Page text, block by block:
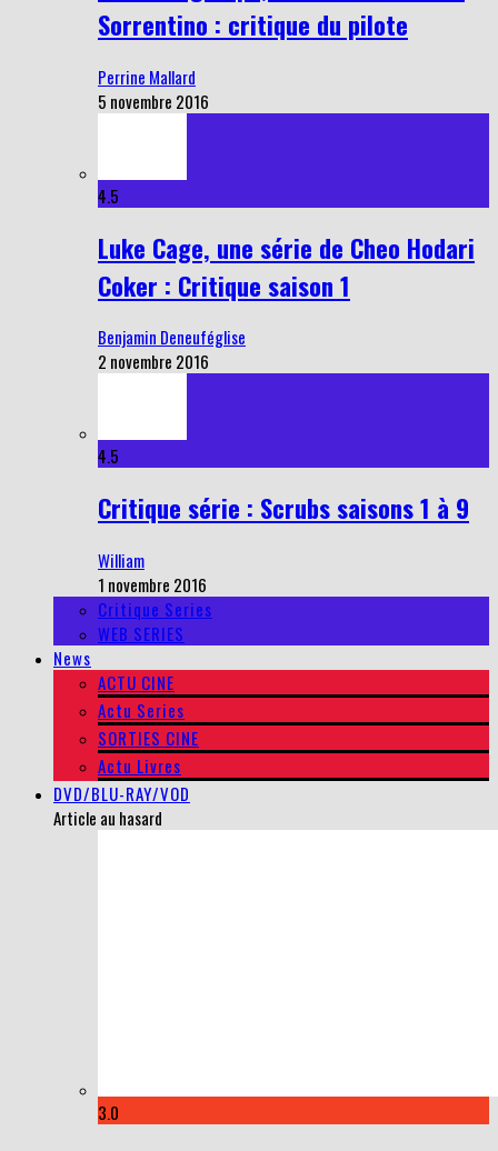
Sorrentino : critique du pilote
Perrine Mallard
5 novembre 2016
4.5
Luke Cage, une série de Cheo Hodari
Coker : Critique saison 1
Benjamin Deneuféglise
2 novembre 2016
4.5
Critique série : Scrubs saisons 1 à 9
William
1 novembre 2016
Critique Series
WEB SERIES
News
ACTU CINE
Actu Series
SORTIES CINE
Actu Livres
DVD/BLU-RAY/VOD
Article au hasard
3.0